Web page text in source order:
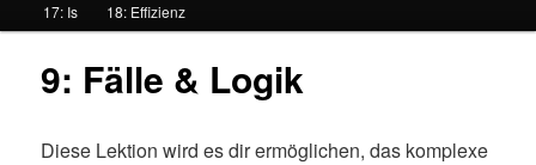
17: Is
18: Effizienz
9: Fälle & Logik
Diese Lektion wird es dir ermöglichen, das komplexe